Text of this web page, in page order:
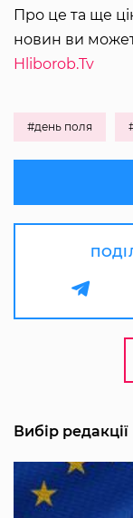
Про це та ще
новин ви
Hliborob.Tv
#день поля
Вибір редакції